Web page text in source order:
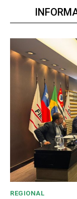
REGIONAL